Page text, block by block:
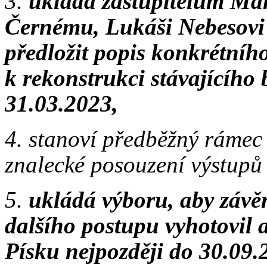
Černému, Lukáši
předložit popis
k rekonstrukci stávajícího
31.03.2023,
4. stanoví předběžný
znalecké posouzení
5. ukládá výboru, aby
dalšího postupu vyhotovil
Písku nejpozději do